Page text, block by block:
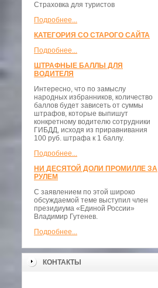
Страховка для туристов
Подробнее...
КАТЕГОРИЯ СО СТАРОГО САЙТА
Подробнее...
ШТРАФНЫЕ БАЛЛЫ ДЛЯ
ВОДИТЕЛЯ
Интересно, что по замыслу
народных избранников, количество
баллов будет зависеть от суммы
штрафов, которые выпишут
конкретному водителю сотрудники
ГИБДД, исходя из приравнивания
100 руб. штрафа к 1 баллу.
Подробнее...
НИ ДЕСЯТОЙ ДОЛИ ПРОМИЛЛЕ ЗА
РУЛЕМ
С заявлением по этой широко
обсуждаемой теме выступил член
президиума «Единой России»
Владимир Гутенев.
Подробнее...
КОНТАКТЫ